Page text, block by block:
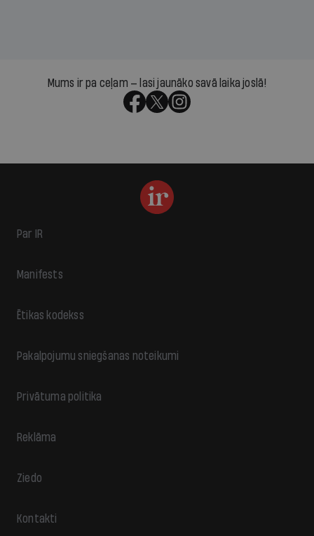
Mums ir pa ceļam — lasi jaunāko savā laika joslā!
Par IR
Manifests
Ētikas kodekss
Pakalpojumu sniegšanas noteikumi
Privātuma politika
Reklāma
Ziedo
Kontakti